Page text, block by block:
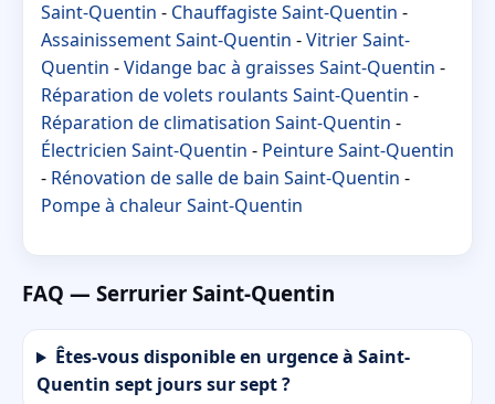
Saint-Quentin - Chauffagiste Saint-Quentin -
Assainissement Saint-Quentin -Vitrier Saint-
Quentin -Vidange bac à graisses Saint-Quentin -
Réparation de volets roulants Saint-Quentin -
Réparation de climatisation Saint-Quentin -
Électricien Saint-Quentin - Peinture Saint-Quentin
- Rénovation de salle de bain Saint-Quentin -
Pompe à chaleur Saint-Quentin
FAQ — Serrurier Saint-Quentin
Êtes-vous disponible en urgence à Saint-
Quentin sept jours sur sept ?